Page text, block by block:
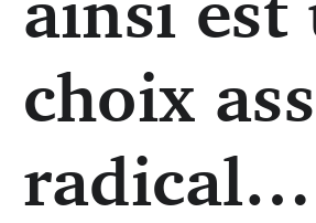
choix
radical…